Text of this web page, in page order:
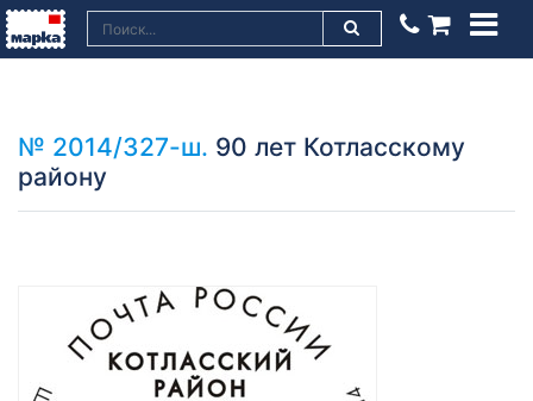
№ 2014/327-ш. 90 лет Котласскому
району